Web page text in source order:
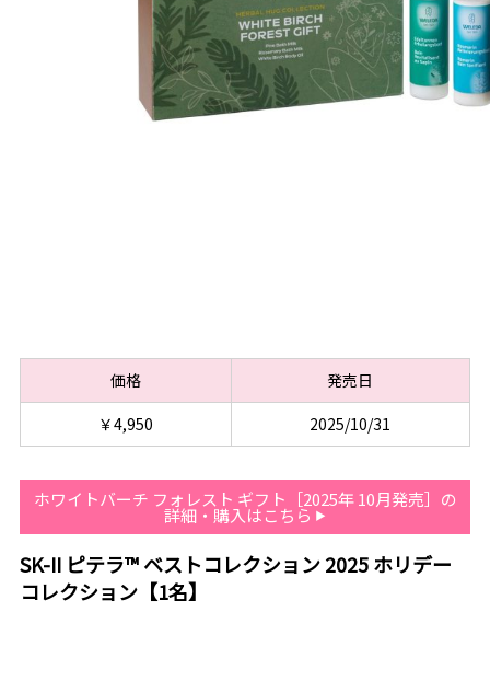
価格
発売日
￥4,950
2025/10/31
ホワイトバーチ フォレスト ギフト［2025年 10月発売］の
詳細・購入はこちら
SK-II ピテラ™ ベストコレクション 2025 ホリデー
コレクション【1名】